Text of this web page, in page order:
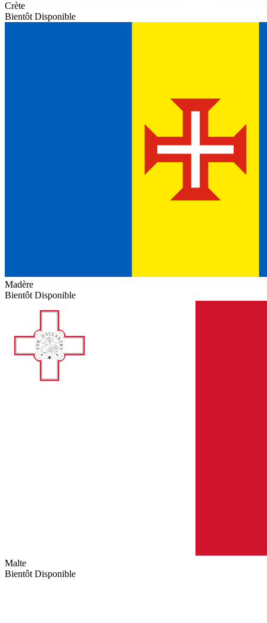
Crète
Bientôt Disponible
Madère
Bientôt Disponible
Malte
Bientôt Disponible